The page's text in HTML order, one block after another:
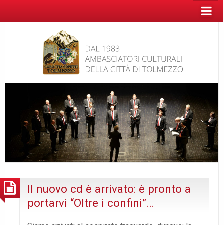
Il nuovo cd è arrivato: è pronto a
portarvi “Oltre i confini”…